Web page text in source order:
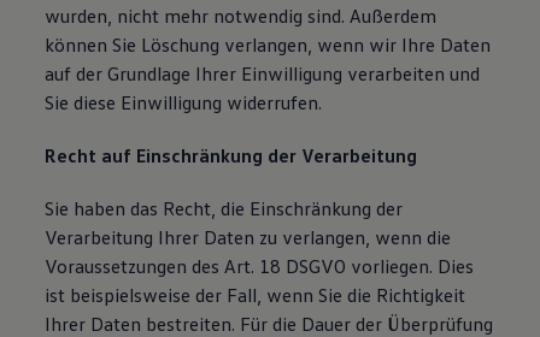
wurden, nicht mehr notwendig sind. Außerdem
können Sie Löschung verlangen, wenn wir Ihre Daten
auf der Grundlage Ihrer Einwilligung verarbeiten und
Sie diese Einwilligung widerrufen.
Recht auf Einschränkung der Verarbeitung
Sie haben das Recht, die Einschränkung der
Verarbeitung Ihrer Daten zu verlangen, wenn die
Voraussetzungen des Art. 18 DSGVO vorliegen. Dies
ist beispielsweise der Fall, wenn Sie die Richtigkeit
Ihrer Daten bestreiten. Für die Dauer der Überprüfung